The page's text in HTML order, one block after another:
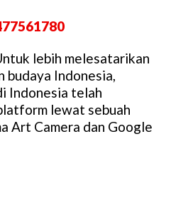
lebih melesatarikan
budaya Indonesia,
Indonesia telah
lewat sebuah
Art Camera dan Google